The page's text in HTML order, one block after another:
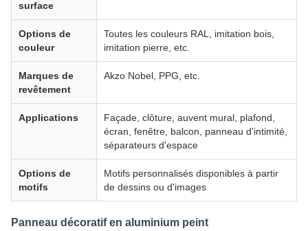
surface
Options de
couleur
Toutes les couleurs RAL, imitation bois,
imitation pierre, etc.
Marques de
revêtement
Akzo Nobel, PPG, etc.
Applications
Façade, clôture, auvent mural, plafond,
écran, fenêtre, balcon, panneau d'intimité,
séparateurs d'espace
Options de
motifs
Motifs personnalisés disponibles à partir
de dessins ou d'images
Panneau décoratif en aluminium peint